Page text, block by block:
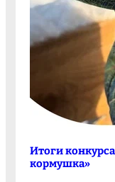
Итоги
кормушка»